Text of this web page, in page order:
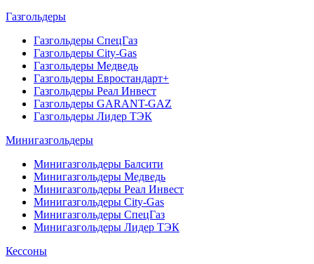
Газгольдеры
Газгольдеры СпецГаз
Газгольдеры City-Gas
Газгольдеры Медведь
Газгольдеры Евростандарт+
Газгольдеры Реал Инвест
Газгольдеры GARANT-GAZ
Газгольдеры Лидер ТЭК
Минигазгольдеры
Минигазгольдеры Балсити
Минигазгольдеры Медведь
Минигазгольдеры Реал Инвест
Минигазгольдеры City-Gas
Минигазгольдеры СпецГаз
Минигазгольдеры Лидер ТЭК
Кессоны